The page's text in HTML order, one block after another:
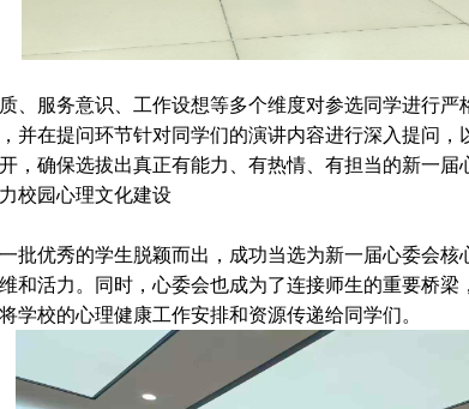
、服务意识、工作设想等多个维度对参选同学进行
并在提问环节针对同学们的演讲内容进行深入提问
，确保选拔出真正有能力、有热情、有担当的新一届
校园心理文化建设
批优秀的学生脱颖而出，成功当选为新一届心委会
和活力。同时，心委会也成为了连接师生的重要桥
学校的心理健康工作安排和资源传递给同学们。